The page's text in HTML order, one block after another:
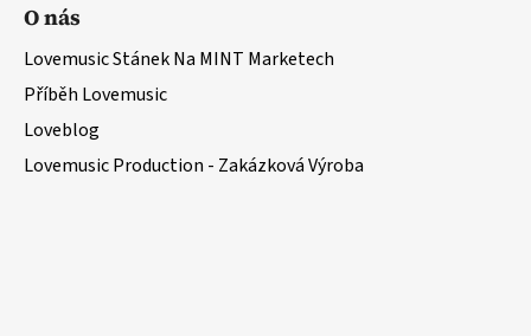
O nás
Lovemusic Stánek Na MINT Marketech
Příběh Lovemusic
Loveblog
Lovemusic Production - Zakázková Výroba